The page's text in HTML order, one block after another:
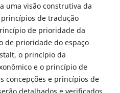
uma visão construtiva da
de tradução
de prioridade da
de prioridade do espaço
o princípio da
e o princípio de
concepções e princípios de
detalhados e verificados